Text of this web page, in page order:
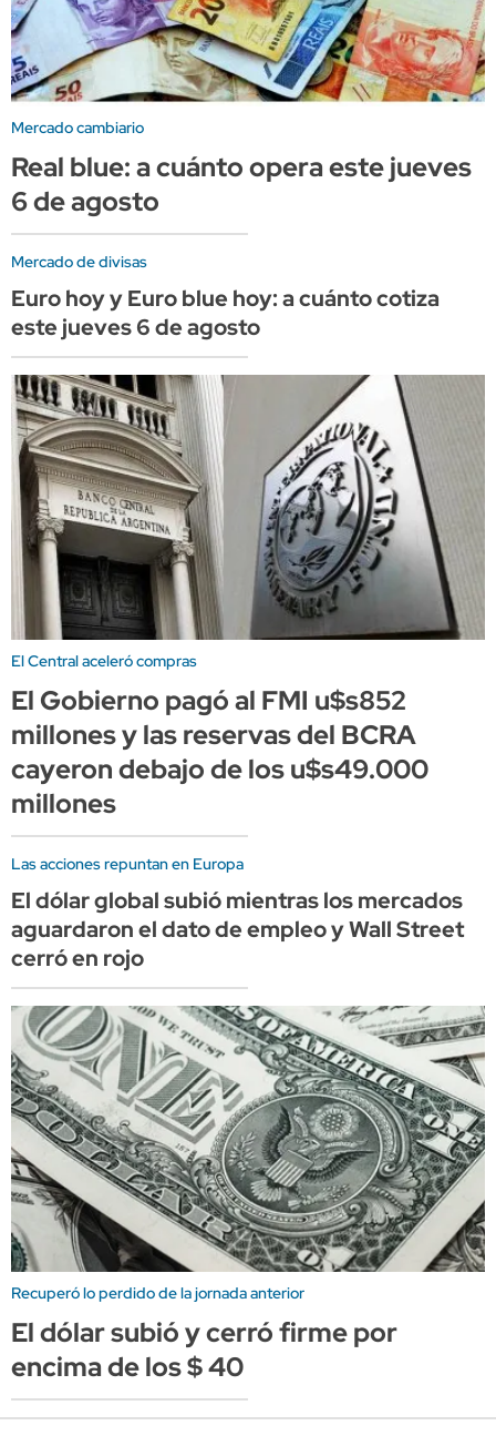
Mercado cambiario
Real blue: a cuánto opera este jueves
6 de agosto
Mercado de divisas
Euro hoy y Euro blue hoy: a cuánto cotiza
este jueves 6 de agosto
El Central aceleró compras
El Gobierno pagó al FMI u$s852
millones y las reservas del BCRA
cayeron debajo de los u$s49.000
millones
Las acciones repuntan en Europa
El dólar global subió mientras los mercados
aguardaron el dato de empleo y Wall Street
cerró en rojo
Recuperó lo perdido de la jornada anterior
El dólar subió y cerró firme por
encima de los $ 40